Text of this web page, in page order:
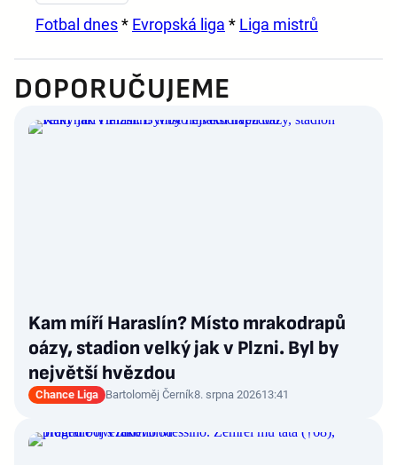
Fotbal dnes* Evropská liga * Liga mistrů
DOPORUČUJEME
Kam míří Haraslín? Místo mrakodrapů
oázy, stadion velký jak v Plzni. Byl by
největší hvězdou
Chance Liga Bartoloměj Černík8. srpna 202613:41